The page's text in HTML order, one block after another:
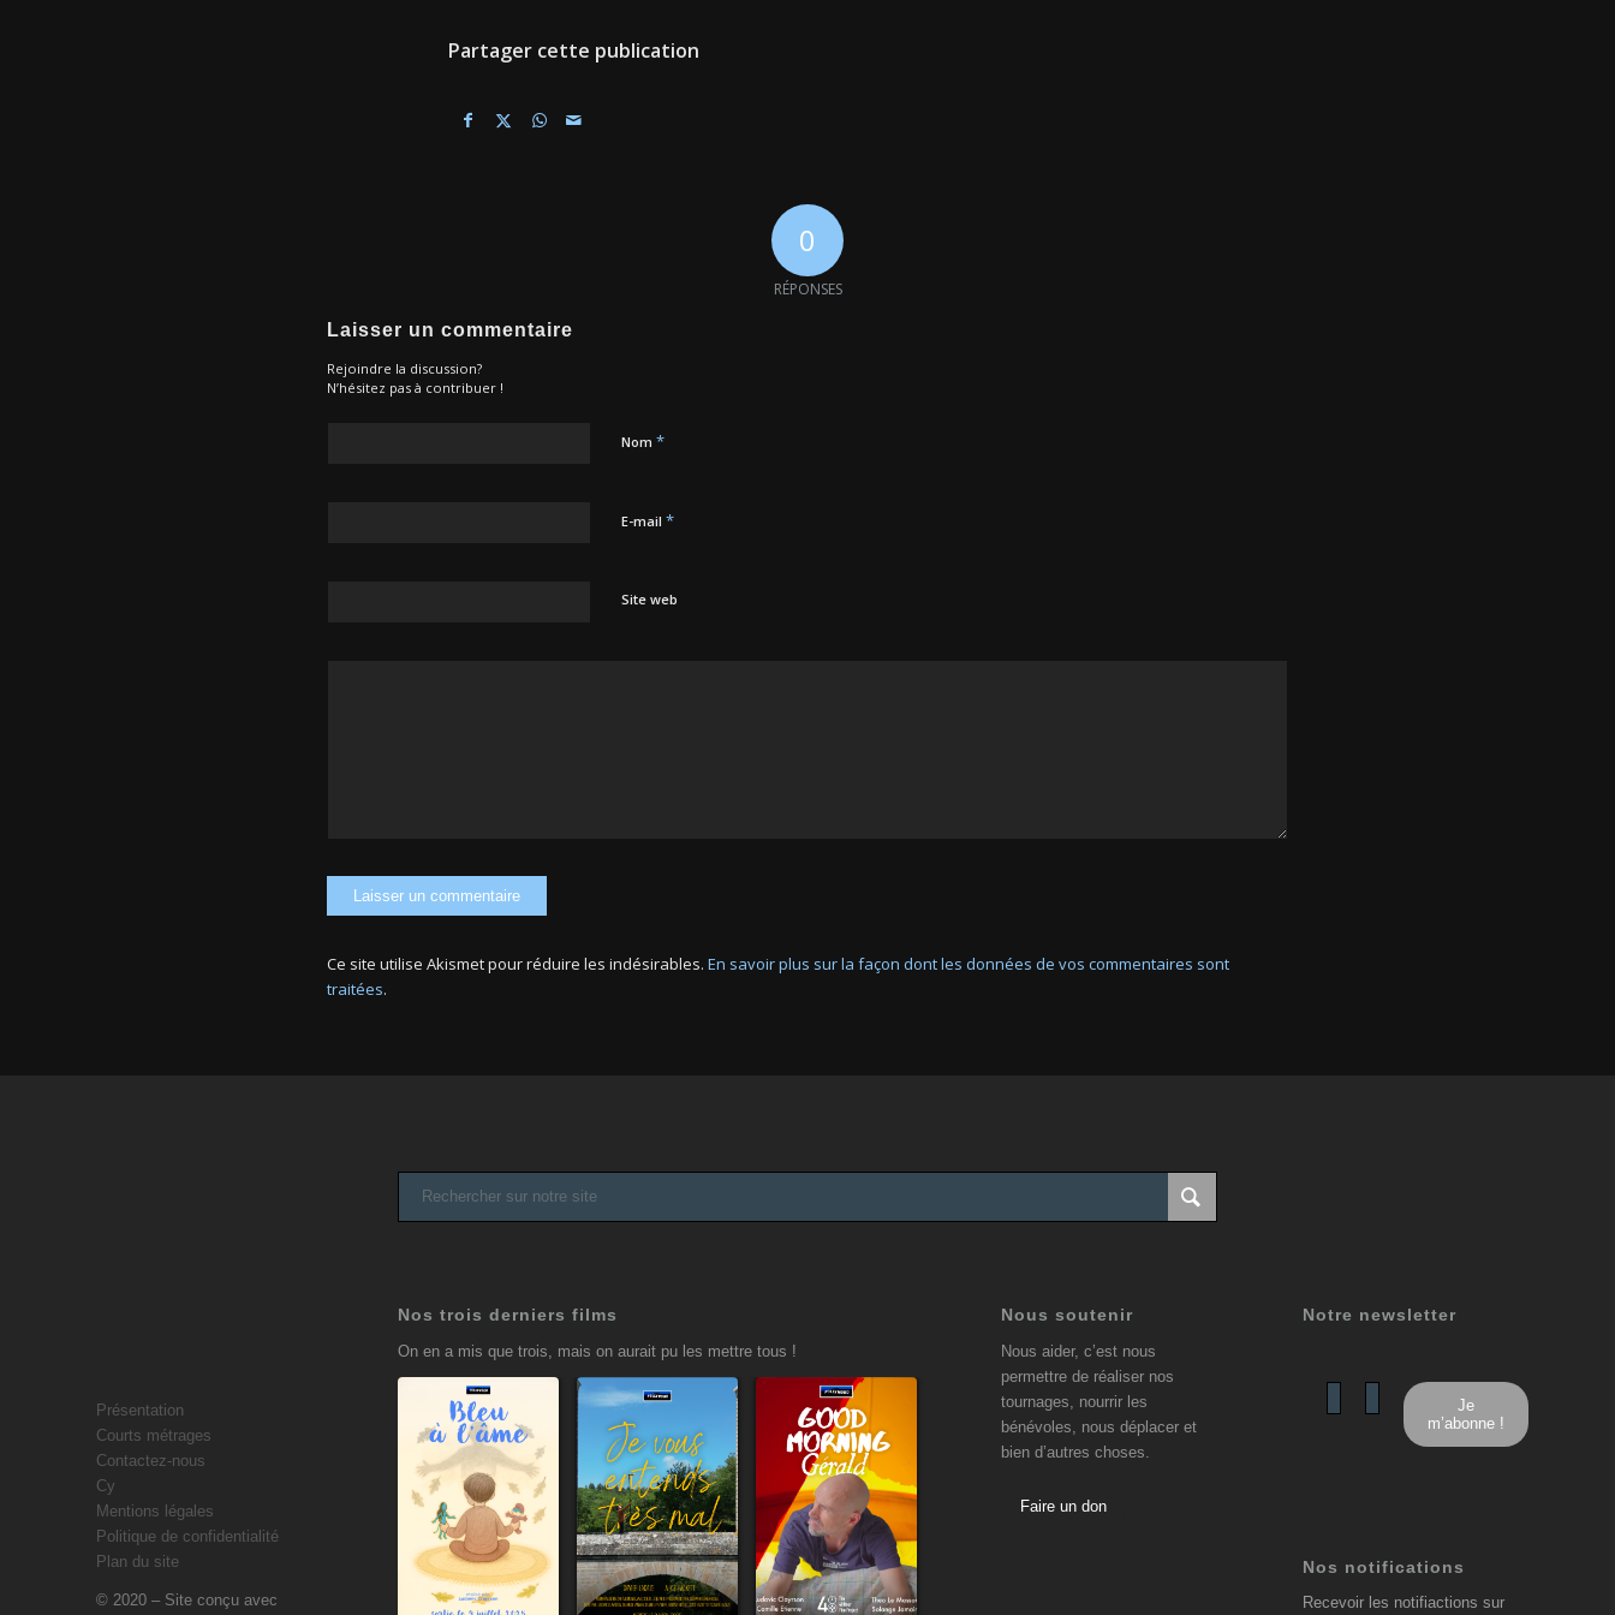
Partager cette publication
0
RÉPONSES
Laisser un commentaire
Rejoindre la discussion?
N’hésitez pas à contribuer !
Nom *
E-mail *
Site web
Ce site utilise Akismet pour réduire les indésirables. En savoir plus sur la façon dont les données de vos commentaires sont
traitées.
Présentation
Courts métrages
Contactez-nous
Cy
Mentions légales
Politique de confidentialité
Plan du site
© 2020 – Site conçu avec
Nos trois derniers films
On en a mis que trois, mais on aurait pu les mettre tous !
Bleu à
l’âme
9 juillet 2025
Je vous
entends
très mal
9 avril 2025
Good
Morning
Gérald
19 janvier 2025
Nous soutenir
Nous aider, c’est nous
permettre de réaliser nos
tournages, nourrir les
bénévoles, nous déplacer et
bien d’autres choses.
Faire un don
Notre newsletter
Nos notifications
Recevoir les notifiactions sur